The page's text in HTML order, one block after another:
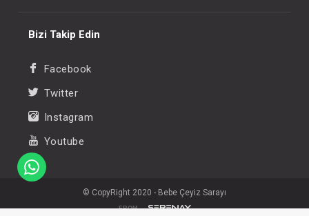
Bizi Takip Edin
Facebook
Twitter
Instagram
Youtube
© CopyRight 2020 - Bebe Çeyiz Sarayı
FROM